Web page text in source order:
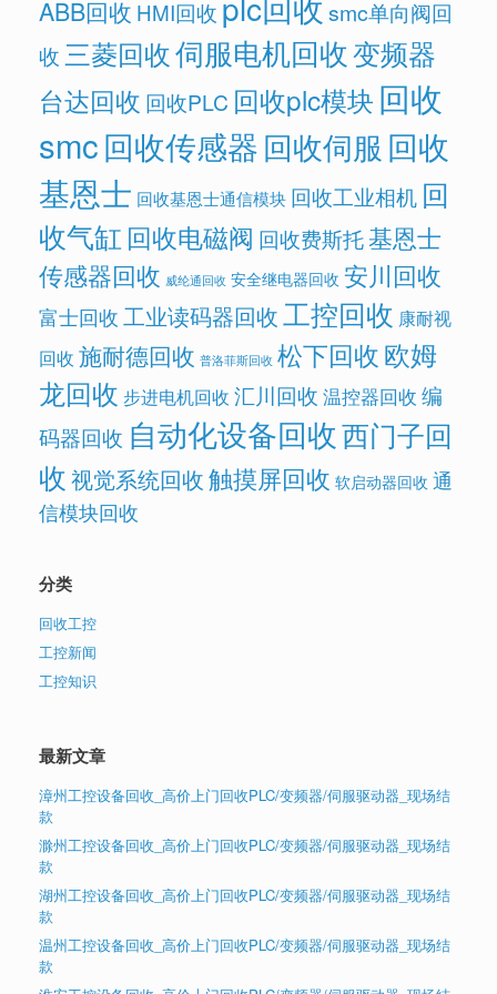
ABB回收 HMI回收
smc单向阀回
收 三菱回收伺服电机回收变频器
台达回收 回收PLC 回收plc模块 回收
smc回收传感器回收伺服 回收
基恩士 回收基恩士通信模块 回收工业相机 回
收气缸 回收电磁阀 回收费斯托基恩士
传感器回收 威纶通回收 安全继电器回收 安川回收
富士回收 工业读码器回收工控回收 康耐视
回收 施耐德回收 普洛菲斯回收 松下回收欧姆
龙回收 步进电机回收 汇川回收 温控器回收 编
码器回收 自动化设备回收西门子回
收视觉系统回收触摸屏回收 软启动器回收 通
信模块回收
分类
回收工控
工控新闻
工控知识
最新文章
漳州工控设备回收_高价上门回收PLC/变频器/伺服驱动器_现场结
款
滁州工控设备回收_高价上门回收PLC/变频器/伺服驱动器_现场结
款
湖州工控设备回收_高价上门回收PLC/变频器/伺服驱动器_现场结
款
温州工控设备回收_高价上门回收PLC/变频器/伺服驱动器_现场结
款